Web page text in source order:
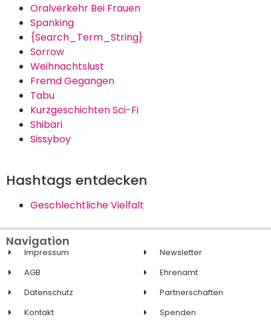
Oralverkehr Bei Frauen
Spanking
{Search_Term_String}
Sorrow
Weihnachtslust
Fremd Gegangen
Tabu
Kurzgeschichten Sci-Fi
Shibari
Sissyboy
Hashtags entdecken
Geschlechtliche Vielfalt
Navigation
Impressum
AGB
Datenschutz
Kontakt
Newsletter
Ehrenamt
Partnerschaften
Spenden